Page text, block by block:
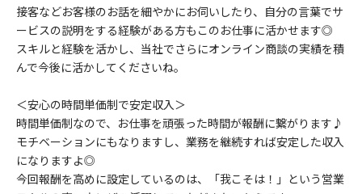
接客などお客様のお話を細やかにお伺いしたり、自分の言葉でサ
ービスの説明をする経験がある方もこのお仕事に活かせます◎
スキルと経験を活かし、当社でさらにオンライン商談の実績を積
んで今後に活かしてくださいね。
＜安心の時間単価制で安定収入＞
時間単価制なので、お仕事を頑張った時間が報酬に繋がります♪
モチベーションにもなりますし、業務を継続すれば安定した収入
になりますよ◎
今回報酬を高めに設定しているのは、「我こそは！」という営業